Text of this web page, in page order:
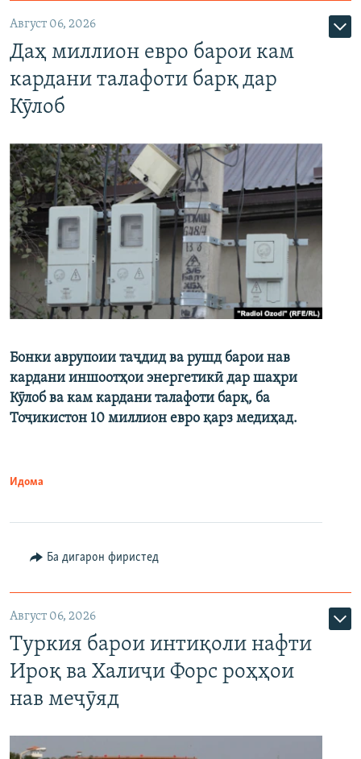
Август 06, 2026
Даҳ миллион евро барои кам
кардани талафоти барқ дар
Кӯлоб
Бонки аврупоии таҷдид ва рушд барои нав
кардани иншоотҳои энергетикӣ дар шаҳри
Кӯлоб ва кам кардани талафоти барқ, ба
Тоҷикистон 10 миллион евро қарз медиҳад.
Идома
Ба дигарон фиристед
Август 06, 2026
Туркия барои интиқоли нафти
Ироқ ва Халиҷи Форс роҳҳои
нав меҷӯяд